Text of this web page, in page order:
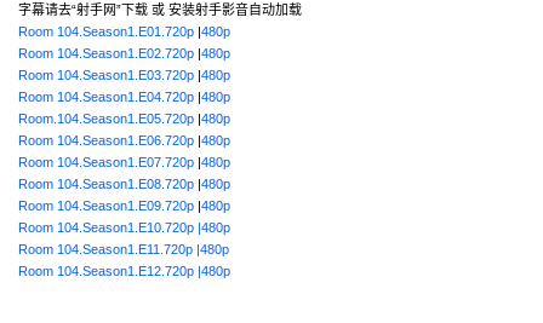
字幕请去“射手网”下载 或 安装射手影音自动加载
Room 104.Season1.E01.720p |480p
Room 104.Season1.E02.720p |480p
Room 104.Season1.E03.720p |480p
Room 104.Season1.E04.720p |480p
Room.104.Season1.E05.720p |480p
Room 104.Season1.E06.720p |480p
Room 104.Season1.E07.720p |480p
Room 104.Season1.E08.720p |480p
Room 104.Season1.E09.720p |480p
Room 104.Season1.E10.720p |480p
Room 104.Season1.E11.720p |480p
Room 104.Season1.E12.720p |480p